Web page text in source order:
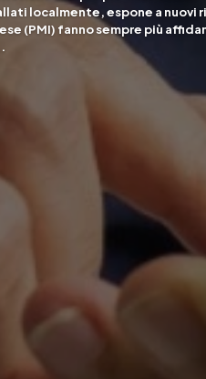
localmente, espone a nuovi
(PMI) fanno sempre più